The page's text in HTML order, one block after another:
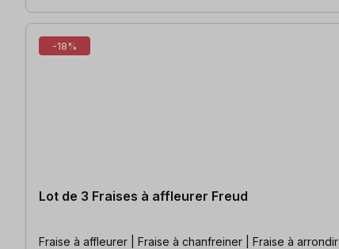
-18%
Lot de 3 Fraises à affleurer Freud
Fraise à affleurer | Fraise à chanfreiner | Fraise à arrondir